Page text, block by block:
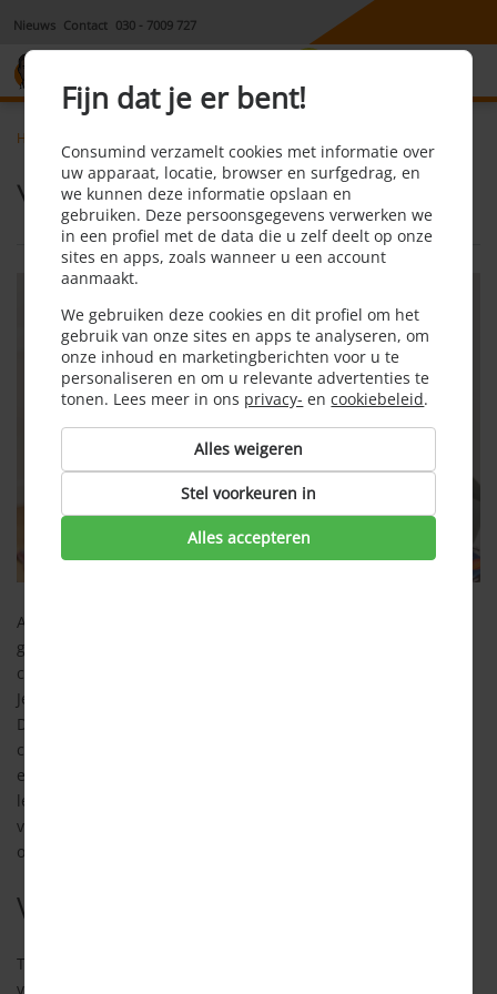
Nieuws Contact 030 - 7009 727
Home
Verlengen of overstappen
Als een energiecontract afloopt, dan is het wettelijk zo
geregeld dat je contract automatisch wordt omgezet in een
contract voor onbepaalde tijd dat maandelijks opzegbaar is.
Je gaat dan meestal wel een duurder, variabel tarief betalen.
De energieleveranciers vinden dit prima, want aan dit soort
contracten verdienen zij het meeste. Maar
energieleveranciers vinden overstappende klanten ook niet
leuk. Steeds meer energieleveranciers doen dan een
verlengingsaanbod om jou als klant te behouden. Is het slim
om daar op in te gaan of kun je toch beter overstappen?
Verlengingsaanbod
Tegenwoordig benaderen energieleveranciers je steeds
vroeger met een verlengingsaanbod. Soms zelfs meer dan
Fijn dat je er bent!
Consumind verzamelt cookies met informatie over
uw apparaat, locatie, browser en surfgedrag, en
we kunnen deze informatie opslaan en
gebruiken. Deze persoonsgegevens verwerken we
in een profiel met de data die u zelf deelt op onze
sites en apps, zoals wanneer u een account
aanmaakt.
We gebruiken deze cookies en dit profiel om het
gebruik van onze sites en apps te analyseren, om
onze inhoud en marketingberichten voor u te
personaliseren en om u relevante advertenties te
tonen. Lees meer in ons privacy- encookiebeleid.
Alles weigeren
Stel voorkeuren in
Alles accepteren